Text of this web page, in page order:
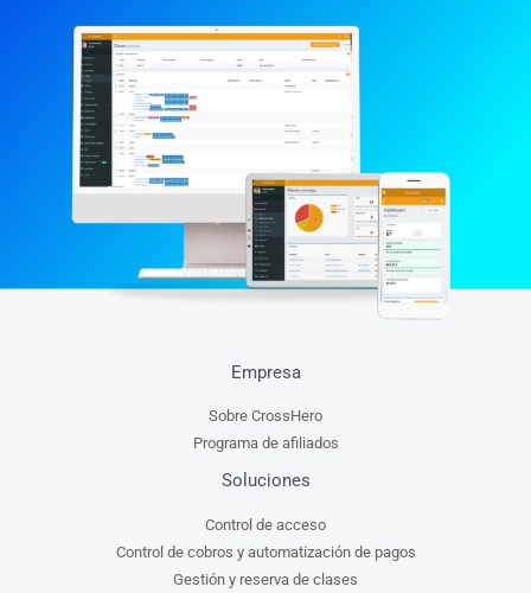
Empresa
Sobre CrossHero
Programa de afiliados
Soluciones
Control de acceso
Control de cobros y automatización de pagos
Gestión y reserva de clases